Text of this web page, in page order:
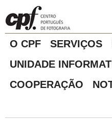
O CPF SERVIÇOS
UNIDADE
COOPERAÇÃO